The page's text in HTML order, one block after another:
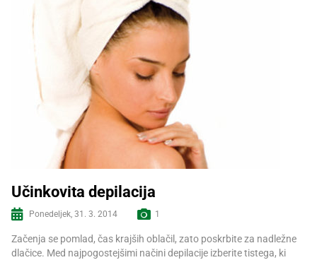
Več informacij
Učinkovita depilacija
Ponedeljek, 31. 3. 2014 1
Začenja se pomlad, čas krajših oblačil, zato poskrbite za nadležne
dlačice. Med najpogostejšimi načini depilacije izberite tistega, ki